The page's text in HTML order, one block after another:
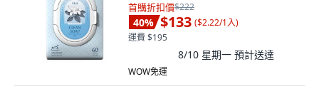
首購折扣價$222
40% $133 ($2.22/1入)
運費 $195
8/10 星期一 預計送達
WOW免運